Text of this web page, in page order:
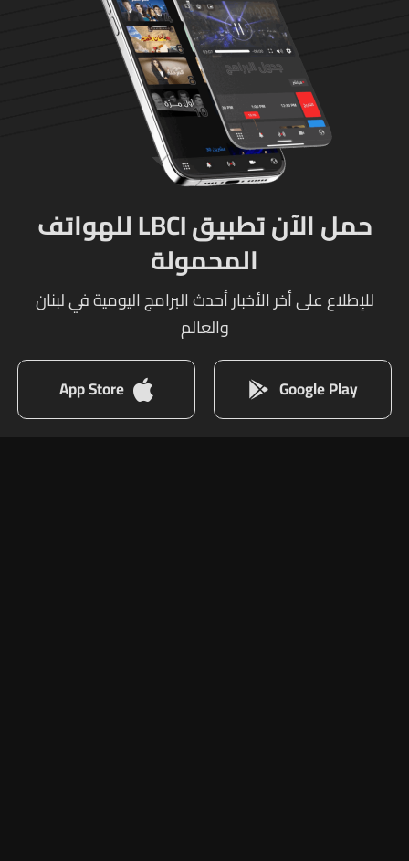
حمل الآن تطبيق LBCI للهواتف
المحمولة
للإطلاع على أخر الأخبار أحدث البرامج اليومية في لبنان
والعالم
Google Play
App Store